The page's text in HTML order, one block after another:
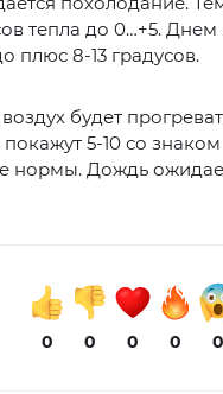
тепла до 0…+5.
плюс 8-13 градусов.
будет
5-10 со
нормы. Дождь
0 0 0 0 0